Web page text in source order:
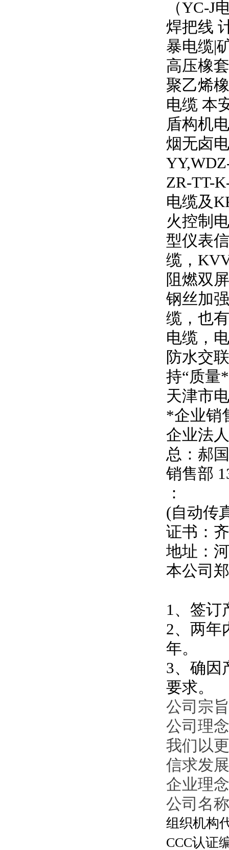
（YC-J
焊把线
暴电缆
高压橡
聚乙烯
电缆 本
盾构机
烟无卤
ZR-TT-
电缆及
火控制
型仪表
缆，
阻燃双
钢丝加
缆，也
电缆，
防水交
持“质量
天津市
*企业销
企业法
总：郝
销售部 1
：
(自动传
证书：
地址：
本公司
1、签订
2、两年
年。
3、确因
要求。
公司宗
公司理
我们以
信求发
企业理
公司名
组织机构
CCC认证